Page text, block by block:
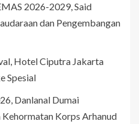
2026-2029, Said
dan Pengembangan
Hotel Ciputra Jakarta
Spesial
Danlanal Dumai
Korps Arhanud